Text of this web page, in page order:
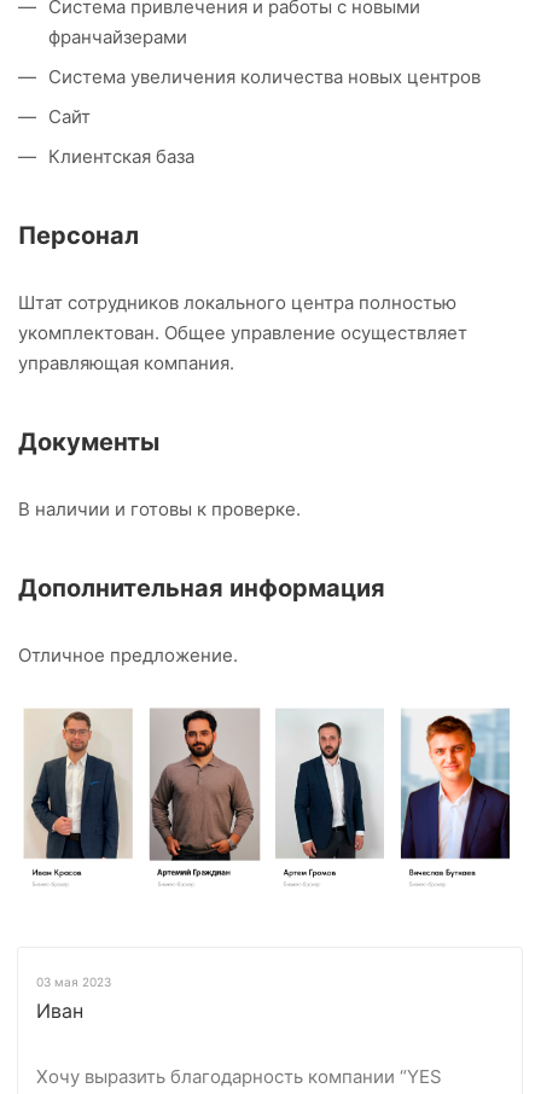
Система привлечения и работы с новыми
франчайзерами
Система увеличения количества новых центров
Сайт
Клиентская база
Персонал
Штат сотрудников локального центра полностью
укомплектован. Общее управление осуществляет
управляющая компания.
Документы
В наличии и готовы к проверке.
Дополнительная информация
Отличное предложение.
03 мая 2023
Иван
Хочу выразить благодарность компании “YES